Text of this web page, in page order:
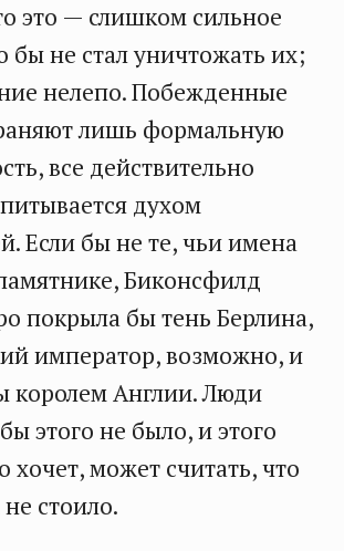
это — слишком сильное
бы не стал уничтожать их;
нелепо. Побежденные
лишь формальную
все действительно
духом
Если бы не те, чьи имена
Биконсфилд
покрыла бы тень Берлина,
император, возможно, и
королем Англии. Люди
этого не было, и этого
хочет, может считать, что
стоило.